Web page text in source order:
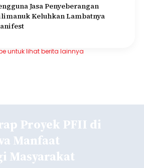
Jasa Penyeberangan
Keluhkan Lambatnya
untuk lihat berita lainnya
Proyek PFII di
Manfaat
Masyarakat